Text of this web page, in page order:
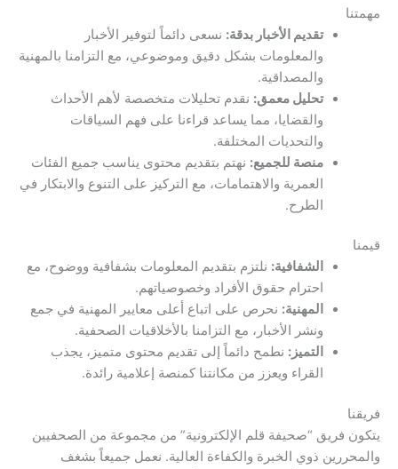
مهمتنا
تقديم الأخبار بدقة: نسعى دائماً لتوفير الأخبار
والمعلومات بشكل دقيق وموضوعي، مع التزامنا بالمهنية
والمصداقية.
تحليل معمق: نقدم تحليلات متخصصة لأهم الأحداث
والقضايا، مما يساعد قراءنا على فهم السياقات
والتحديات المختلفة.
منصة للجميع: نهتم بتقديم محتوى يناسب جميع الفئات
العمرية والاهتمامات، مع التركيز على التنوع والابتكار في
الطرح.
قيمنا
الشفافية: نلتزم بتقديم المعلومات بشفافية ووضوح، مع
احترام حقوق الأفراد وخصوصياتهم.
المهنية: نحرص على اتباع أعلى معايير المهنية في جمع
ونشر الأخبار، مع التزامنا بالأخلاقيات الصحفية.
التميز: نطمح دائماً إلى تقديم محتوى متميز، يجذب
القراء ويعزز من مكانتنا كمنصة إعلامية رائدة.
فريقنا
يتكون فريق “صحيفة قلم الإلكترونية” من مجموعة من الصحفيين
والمحررين ذوي الخبرة والكفاءة العالية. نعمل جميعاً بشغف